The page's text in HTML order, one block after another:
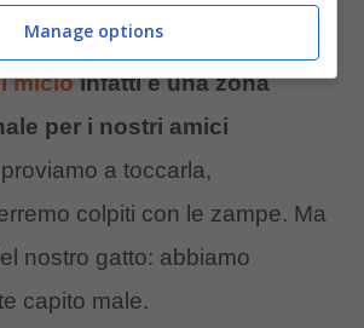
micioinfatti è una zona
per i nostri amici
a toccarla,
colpiti con le zampe. Ma
nostro gatto: abbiamo
capito male.
Manage options